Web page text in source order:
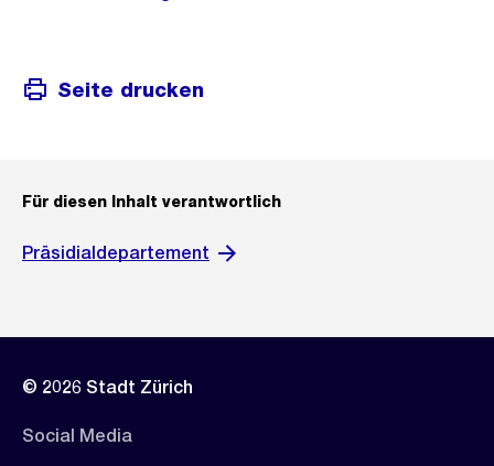
Seite drucken
Für diesen Inhalt verantwortlich
Präsidialdepartement
© 2026 Stadt Zürich
Social Media